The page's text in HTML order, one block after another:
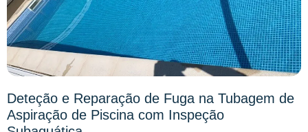
Deteção e Reparação de Fuga na Tubagem de
Aspiração de Piscina com Inspeção